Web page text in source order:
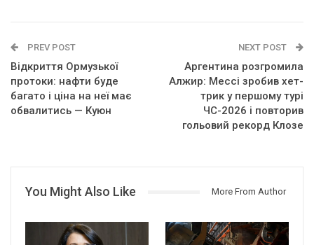
PREV POST
Відкриття Ормузької
протоки: нафти буде
багато і ціна на неї має
обвалитись — Куюн
NEXT POST
Аргентина розгромила
Алжир: Мессі зробив хет-
трик у першому турі
ЧС-2026 і повторив
гольовий рекорд Клозе
You Might Also Like More From Author